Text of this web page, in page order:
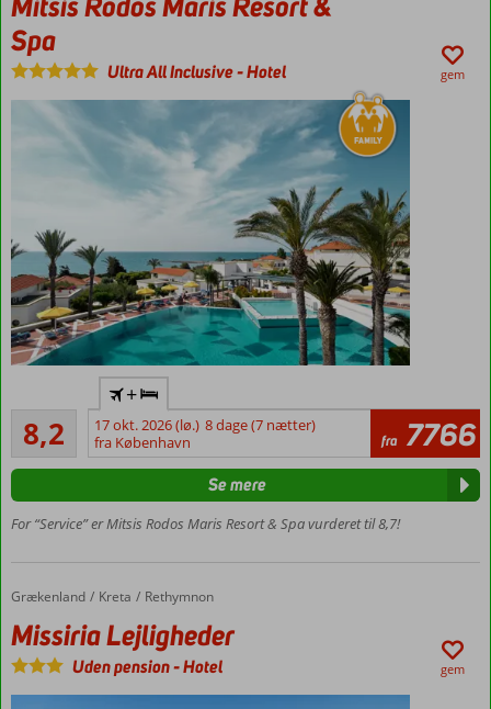
rejse
til
Grækenland
og
nyde
ferien.
–
oplev
en
ægte
middelhavsperle
Grækenland
ud
til
Middelhavet
grænser
til
Albanien,
Nordmakedonien
Bulgarien.
Landet
har
intet
Spa
Ultra All Inclusive-Hotel gem
Privat
strand
Vandrutsjebaner
Værelser
med
4
8,2
Meget godt
134
anmeldelser
+
17 okt. 2026 (lø.) 8 dage (7 nætter)
fra København
fra 7766
For “Service” er Mitsis Rodos Maris Resort & Spa vurderet til 8,7!
Se mere
Forside
Grækenland Kreta Rethymnon
Missiria Lejligheder
Missiria Lejligheder
Uden pension-Hotel gem